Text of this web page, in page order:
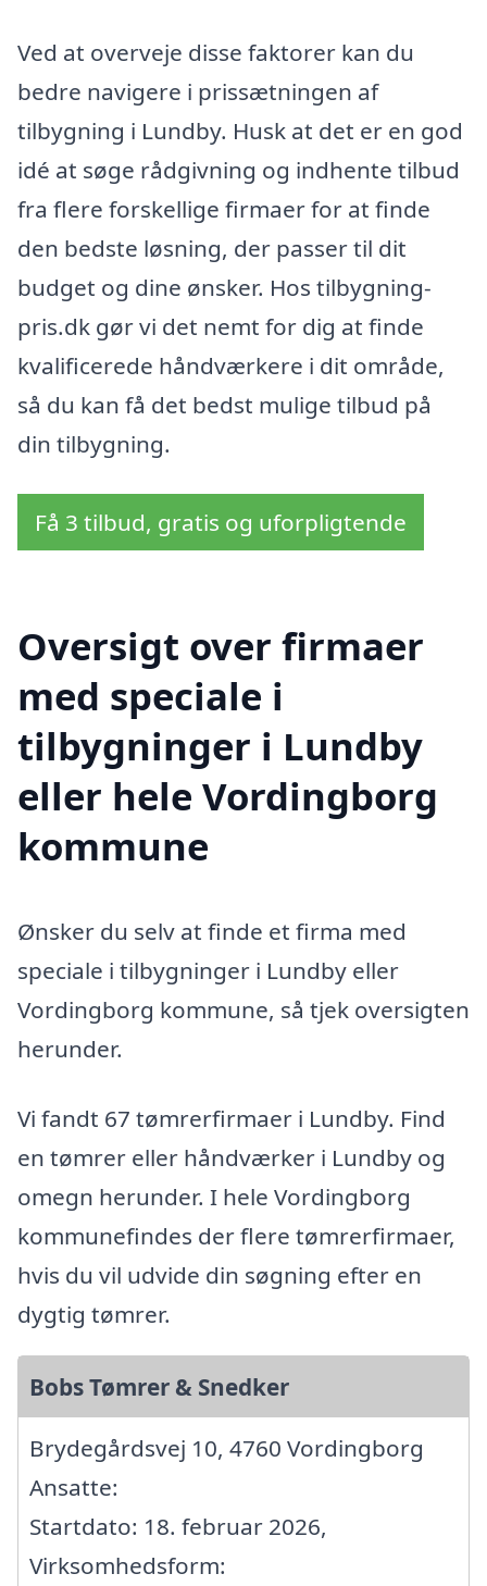
Ved at overveje disse faktorer kan du
bedre navigere i prissætningen af
tilbygning i Lundby. Husk at det er en god
idé at søge rådgivning og indhente tilbud
fra flere forskellige firmaer for at finde
den bedste løsning, der passer til dit
budget og dine ønsker. Hos tilbygning-
pris.dk gør vi det nemt for dig at finde
kvalificerede håndværkere i dit område,
så du kan få det bedst mulige tilbud på
din tilbygning.
Få 3 tilbud, gratis og uforpligtende
Oversigt over firmaer
med speciale i
tilbygninger i Lundby
eller hele Vordingborg
kommune
Ønsker du selv at finde et firma med
speciale i tilbygninger i Lundby eller
Vordingborg kommune, så tjek oversigten
herunder.
Vi fandt 67 tømrerfirmaer i Lundby. Find
en tømrer eller håndværker i Lundby og
omegn herunder. I hele Vordingborg
kommunefindes der flere tømrerfirmaer,
hvis du vil udvide din søgning efter en
dygtig tømrer.
Bobs Tømrer & Snedker
Brydegårdsvej 10, 4760 Vordingborg
Ansatte:
Startdato: 18. februar 2026,
Virksomhedsform: